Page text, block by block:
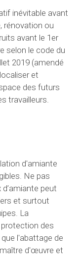
inévitable avant
rénovation ou
avant le 1er
selon le code du
2019 (amendé
et
des futurs
travailleurs.
d'amiante
Ne pas
peut
et surtout
La
des
l'abattage de
d'œuvre et